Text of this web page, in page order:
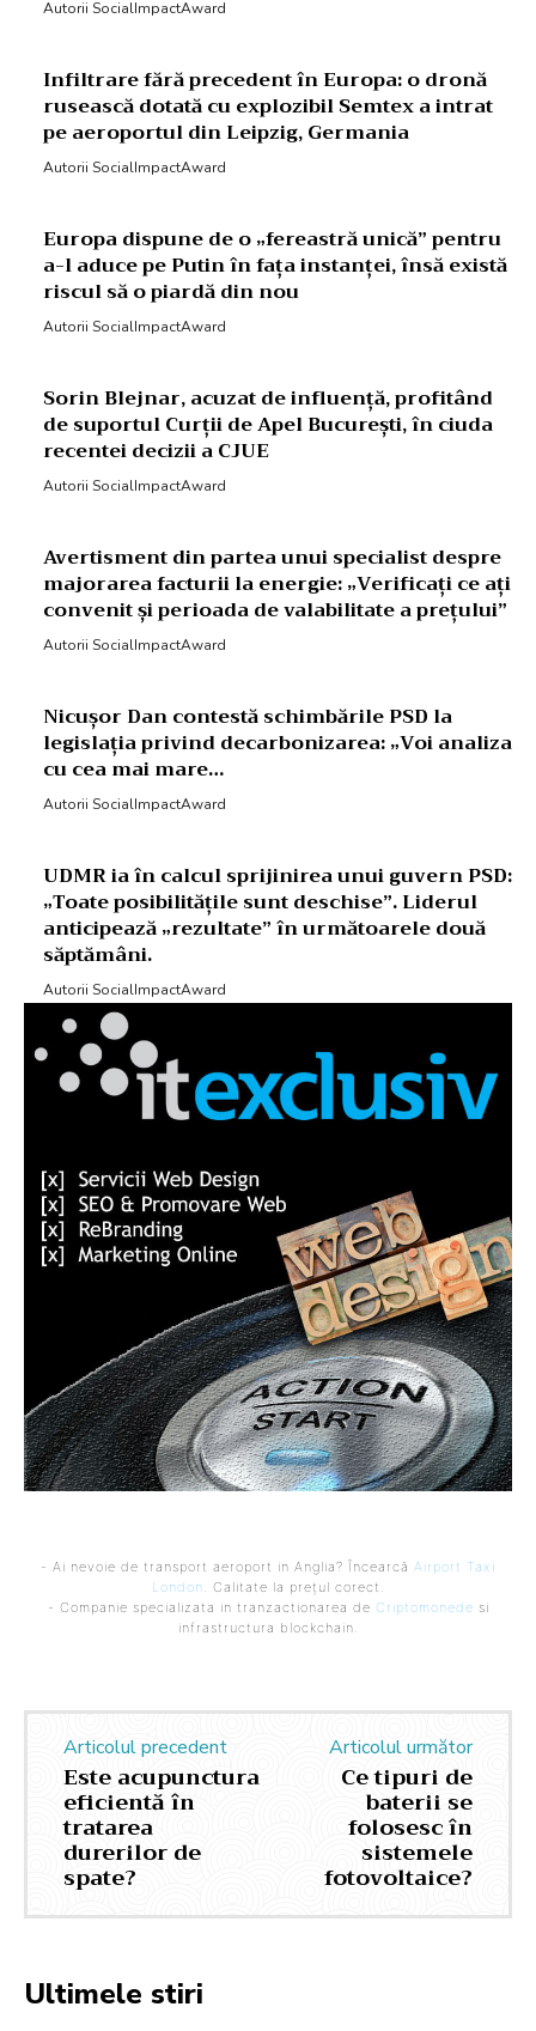
Autorii SocialImpactAward
Infiltrare fără precedent în Europa: o dronă
rusească dotată cu explozibil Semtex a intrat
pe aeroportul din Leipzig, Germania
Autorii SocialImpactAward
Europa dispune de o „fereastră unică” pentru
a-l aduce pe Putin în fața instanței, însă există
riscul să o piardă din nou
Autorii SocialImpactAward
Sorin Blejnar, acuzat de influență, profitând
de suportul Curții de Apel București, în ciuda
recentei decizii a CJUE
Autorii SocialImpactAward
Avertisment din partea unui specialist despre
majorarea facturii la energie: „Verificați ce ați
convenit și perioada de valabilitate a prețului”
Autorii SocialImpactAward
Nicușor Dan contestă schimbările PSD la
legislația privind decarbonizarea: „Voi analiza
cu cea mai mare…
Autorii SocialImpactAward
UDMR ia în calcul sprijinirea unui guvern PSD:
„Toate posibilitățile sunt deschise”. Liderul
anticipează „rezultate” în următoarele două
săptămâni.
Autorii SocialImpactAward
- Ai nevoie de transport aeroport in Anglia? Încearcă Airport Taxi
London. Calitate la prețul corect.
- Companie specializata in tranzactionarea de Criptomonede si
infrastructura blockchain.
Articolul precedent
Este acupunctura
eficientă în
tratarea
durerilor de
spate?
Articolul următor
Ce tipuri de
baterii se
folosesc în
sistemele
fotovoltaice?
Ultimele stiri